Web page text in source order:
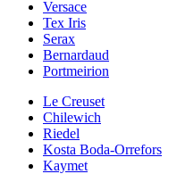
Versace
Tex Iris
Serax
Bernardaud
Portmeirion
Le Creuset
Chilewich
Riedel
Kosta Boda-Orrefors
Kaymet